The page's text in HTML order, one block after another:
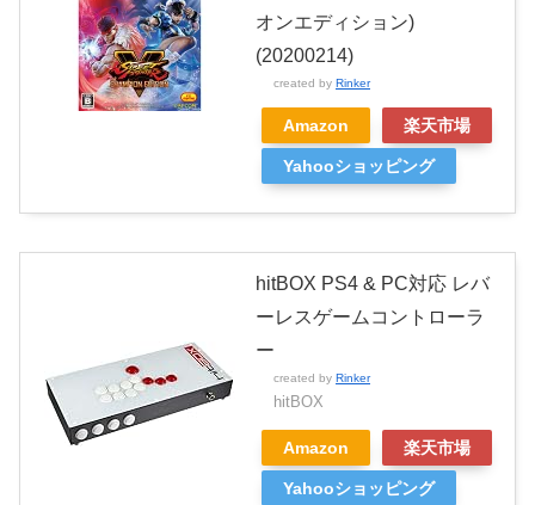
オンエディション)
(20200214)
created by Rinker
Amazon 楽天市場
Yahooショッピング
hitBOX PS4 & PC対応 レバ
ーレスゲームコントローラ
ー
created by Rinker
hitBOX
Amazon 楽天市場
Yahooショッピング